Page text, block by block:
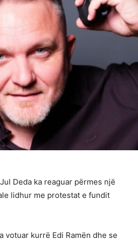
Deda ka reaguar përmes një
lidhur me protestat e fundit
votuar kurrë Edi Ramën dhe se